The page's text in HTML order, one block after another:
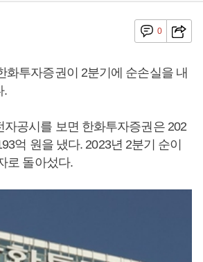
0
화투자증권이 2분기에 순손실을 내
.
자공시를 보면 한화투자증권은 202
억 원을 냈다. 2023년 2분기 순이
로 돌아섰다.